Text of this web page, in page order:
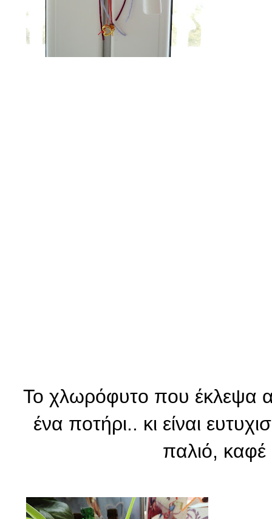
Το χλωρόφυτο που έκλεψα
ένα ποτήρι.. κι είναι
παλιό, καφέ